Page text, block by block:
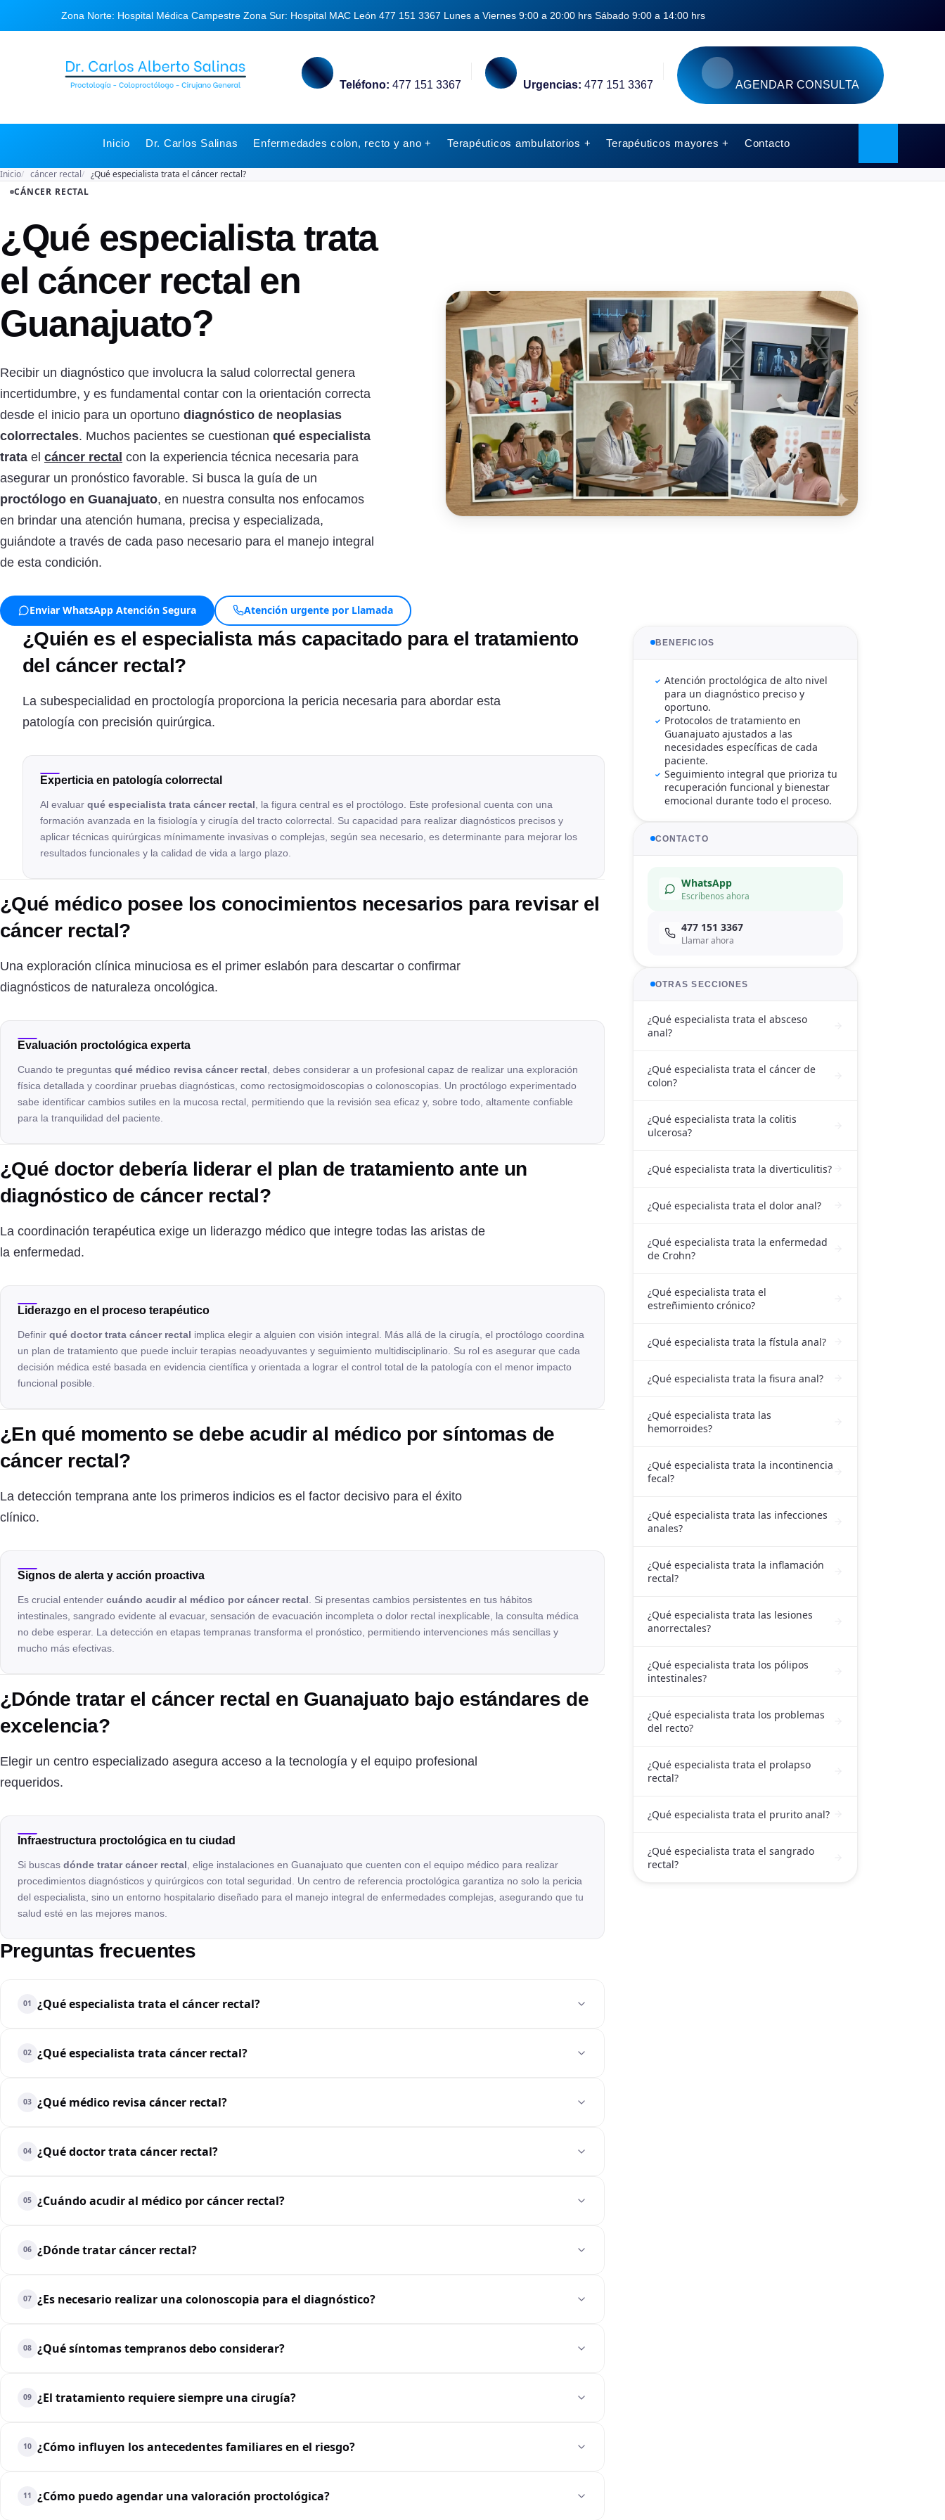
Zona Norte: Hospital Médica Campestre Zona Sur: Hospital MAC León 477 151 3367 Lunes a Viernes 9:00 a 20:00 hrs Sábado 9:00 a 14:00 hrs
Teléfono: 477 151 3367 Urgencias: 477 151 3367 AGENDAR CONSULTA
Inicio Dr. Carlos Salinas Enfermedades colon, recto y ano + Terapéuticos ambulatorios + Terapéuticos mayores + Contacto
Inicio cáncer rectal
¿Qué especialista trata el cáncer rectal?
CÁNCER RECTAL
¿Qué especialista trata
el cáncer rectal en
Guanajuato?
Recibir un diagnóstico que involucra la salud colorrectal genera
incertidumbre, y es fundamental contar con la orientación correcta
desde el inicio para un oportuno diagnóstico de neoplasias
colorrectales. Muchos pacientes se cuestionan qué especialista
trata el cáncer rectal con la experiencia técnica necesaria para
asegurar un pronóstico favorable. Si busca la guía de un
proctólogo en Guanajuato, en nuestra consulta nos enfocamos
en brindar una atención humana, precisa y especializada,
guiándote a través de cada paso necesario para el manejo integral
de esta condición.
Enviar WhatsApp Atención Segura Atención urgente por Llamada
¿Quién es el especialista más capacitado para el tratamiento
del cáncer rectal?
La subespecialidad en proctología proporciona la pericia necesaria para abordar esta
patología con precisión quirúrgica.
Experticia en patología colorrectal
Al evaluar qué especialista trata cáncer rectal , la figura central es el proctólogo. Este profesional cuenta con una
formación avanzada en la fisiología y cirugía del tracto colorrectal. Su capacidad para realizar diagnósticos precisos y
aplicar técnicas quirúrgicas mínimamente invasivas o complejas, según sea necesario, es determinante para mejorar los
resultados funcionales y la calidad de vida a largo plazo.
¿Qué médico posee los conocimientos necesarios para revisar el
cáncer rectal?
Una exploración clínica minuciosa es el primer eslabón para descartar o confirmar
diagnósticos de naturaleza oncológica.
Evaluación proctológica experta
Cuando te preguntas qué médico revisa cáncer rectal , debes considerar a un profesional capaz de realizar una exploración
física detallada y coordinar pruebas diagnósticas, como rectosigmoidoscopias o colonoscopias. Un proctólogo experimentado
sabe identificar cambios sutiles en la mucosa rectal, permitiendo que la revisión sea eficaz y, sobre todo, altamente confiable
para la tranquilidad del paciente.
¿Qué doctor debería liderar el plan de tratamiento ante un
diagnóstico de cáncer rectal?
La coordinación terapéutica exige un liderazgo médico que integre todas las aristas de
la enfermedad.
Liderazgo en el proceso terapéutico
Definir qué doctor trata cáncer rectal implica elegir a alguien con visión integral. Más allá de la cirugía, el proctólogo coordina
un plan de tratamiento que puede incluir terapias neoadyuvantes y seguimiento multidisciplinario. Su rol es asegurar que cada
decisión médica esté basada en evidencia científica y orientada a lograr el control total de la patología con el menor impacto
funcional posible.
¿En qué momento se debe acudir al médico por síntomas de
cáncer rectal?
La detección temprana ante los primeros indicios es el factor decisivo para el éxito
clínico.
Signos de alerta y acción proactiva
Es crucial entender cuándo acudir al médico por cáncer rectal . Si presentas cambios persistentes en tus hábitos
intestinales, sangrado evidente al evacuar, sensación de evacuación incompleta o dolor rectal inexplicable, la consulta médica
no debe esperar. La detección en etapas tempranas transforma el pronóstico, permitiendo intervenciones más sencillas y
mucho más efectivas.
¿Dónde tratar el cáncer rectal en Guanajuato bajo estándares de
excelencia?
Elegir un centro especializado asegura acceso a la tecnología y el equipo profesional
requeridos.
Infraestructura proctológica en tu ciudad
Si buscas dónde tratar cáncer rectal , elige instalaciones en Guanajuato que cuenten con el equipo médico para realizar
procedimientos diagnósticos y quirúrgicos con total seguridad. Un centro de referencia proctológica garantiza no solo la pericia
del especialista, sino un entorno hospitalario diseñado para el manejo integral de enfermedades complejas, asegurando que tu
salud esté en las mejores manos.
Preguntas frecuentes
01 ¿Qué especialista trata el cáncer rectal?
02 ¿Qué especialista trata cáncer rectal?
03 ¿Qué médico revisa cáncer rectal?
04 ¿Qué doctor trata cáncer rectal?
05 ¿Cuándo acudir al médico por cáncer rectal?
06 ¿Dónde tratar cáncer rectal?
07 ¿Es necesario realizar una colonoscopia para el diagnóstico?
08 ¿Qué síntomas tempranos debo considerar?
09 ¿El tratamiento requiere siempre una cirugía?
10 ¿Cómo influyen los antecedentes familiares en el riesgo?
11 ¿Cómo puedo agendar una valoración proctológica?
BENEFICIOS
Atención proctológica de alto nivel
para un diagnóstico preciso y
oportuno.
Protocolos de tratamiento en
Guanajuato ajustados a las
necesidades específicas de cada
paciente.
Seguimiento integral que prioriza tu
recuperación funcional y bienestar
emocional durante todo el proceso.
CONTACTO
WhatsApp
Escríbenos ahora
477 151 3367
Llamar ahora
OTRAS SECCIONES
¿Qué especialista trata el absceso
anal?
¿Qué especialista trata el cáncer de
colon?
¿Qué especialista trata la colitis
ulcerosa?
¿Qué especialista trata la diverticulitis?
¿Qué especialista trata el dolor anal?
¿Qué especialista trata la enfermedad
de Crohn?
¿Qué especialista trata el
estreñimiento crónico?
¿Qué especialista trata la fístula anal?
¿Qué especialista trata la fisura anal?
¿Qué especialista trata las
hemorroides?
¿Qué especialista trata la incontinencia
fecal?
¿Qué especialista trata las infecciones
anales?
¿Qué especialista trata la inflamación
rectal?
¿Qué especialista trata las lesiones
anorrectales?
¿Qué especialista trata los pólipos
intestinales?
¿Qué especialista trata los problemas
del recto?
¿Qué especialista trata el prolapso
rectal?
¿Qué especialista trata el prurito anal?
¿Qué especialista trata el sangrado
rectal?